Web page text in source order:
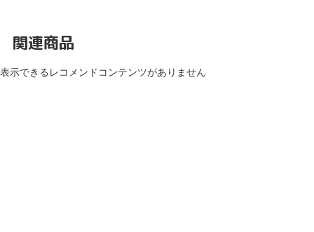
関連商品
表示できるレコメンドコンテンツがありません